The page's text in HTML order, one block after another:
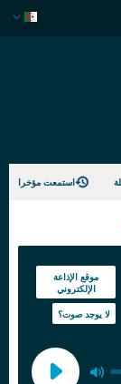
استمعت مؤخرا
موقع الإذاعة
الإلكتروني
لا يوجد صوت؟